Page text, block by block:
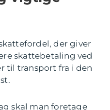
der giver
skattebetaling ved
til transport fra i den
skal man foretage